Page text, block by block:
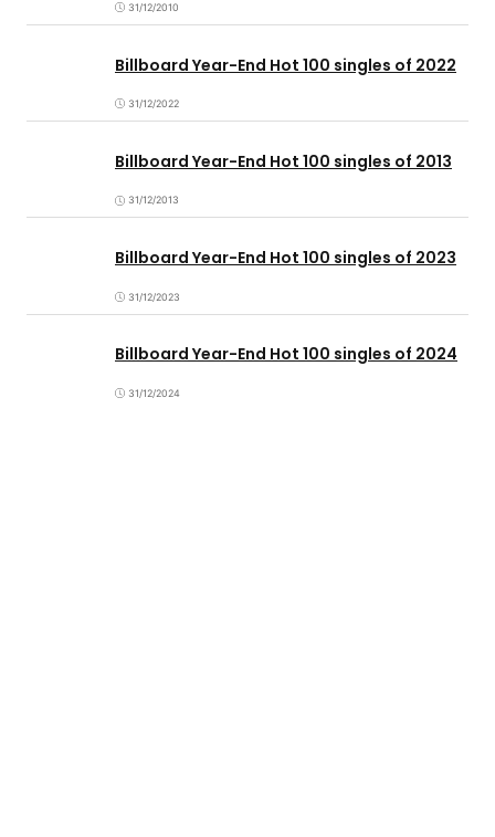
31/12/2010
Billboard Year-End Hot 100 singles of 2022
31/12/2022
Billboard Year-End Hot 100 singles of 2013
31/12/2013
Billboard Year-End Hot 100 singles of 2023
31/12/2023
Billboard Year-End Hot 100 singles of 2024
31/12/2024